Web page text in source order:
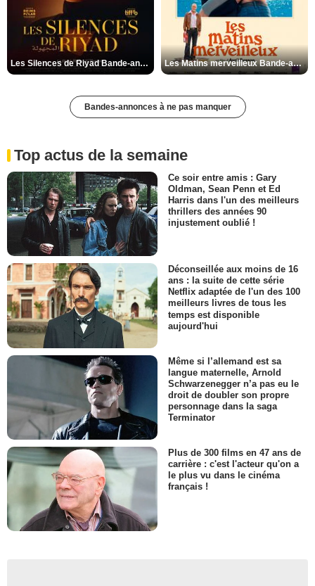
Les Silences de Riyad Bande-annonce VO STFR Les Matins merveilleux Bande-annonce VF
Bandes-annonces à ne pas manquer
Top actus de la semaine
Ce soir entre amis : Gary
Oldman, Sean Penn et Ed
Harris dans l'un des meilleurs
thrillers des années 90
injustement oublié !
Déconseillée aux moins de 16
ans : la suite de cette série
Netflix adaptée de l'un des 100
meilleurs livres de tous les
temps est disponible
aujourd'hui
Même si l’allemand est sa
langue maternelle, Arnold
Schwarzenegger n’a pas eu le
droit de doubler son propre
personnage dans la saga
Terminator
Plus de 300 films en 47 ans de
carrière : c'est l'acteur qu'on a
le plus vu dans le cinéma
français !